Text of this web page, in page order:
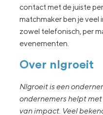
contact met de juiste
matchmaker ben je veel
zowel telefonisch, per
evenementen.
Over nlgroeit
Nlgroeit is een
ondernemers helpt
van impact. Veel